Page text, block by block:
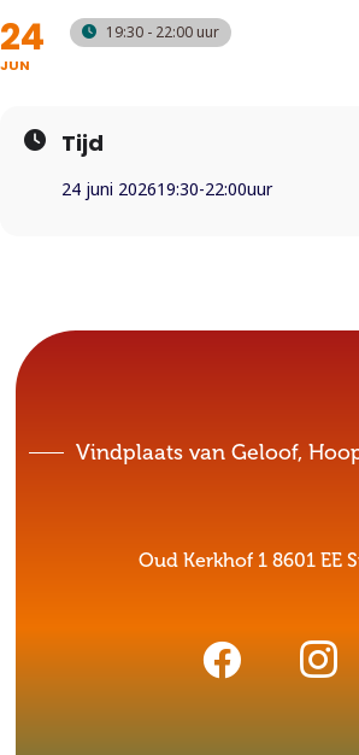
24
JUN
19:30 - 22:00
Tijd
24 juni 202619:30-22:00
Vindplaats van Geloof,
Oud Kerkhof 1 8601 EE